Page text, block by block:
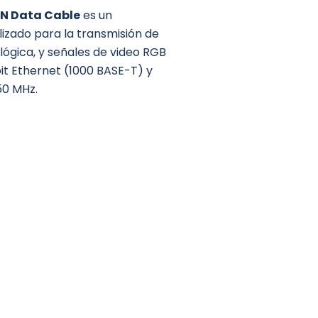
Data Cablees un
para la transmisión de
y señales de video RGB
Ethernet (1000 BASE-T) y
MHz.